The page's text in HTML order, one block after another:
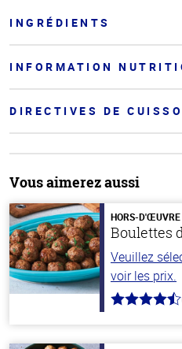
INGRÉDIENTS
INFORMATION
DIRECTIVES DE
Vous aimerez aussi
HORS-D'ŒUVRE
Boulettes
Veuillez
voir les prix.
4.6